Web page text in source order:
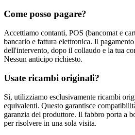
Come posso pagare?
Accettiamo contanti, POS (bancomat e
bancario e fattura elettronica. Il
dell'intervento, dopo il collaudo e la tua
Nessun anticipo richiesto.
Usate ricambi originali?
Sì, utilizziamo esclusivamente ricambi
equivalenti. Questo garantisce
garanzia del produttore. Il fabbro porta a
per risolvere in una sola visita.